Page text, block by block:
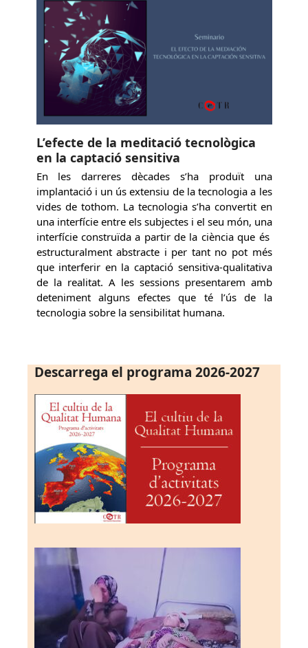
L’efecte de la meditació tecnològica
en la captació sensitiva
En les darreres dècades s’ha produït una
implantació i un ús extensiu de la tecnologia a les
vides de tothom. La tecnologia s’ha convertit en
una interfície entre els subjectes i el seu món, una
interfície construïda a partir de la ciència que és
estructuralment abstracte i per tant no pot més
que interferir en la captació sensitiva-qualitativa
de la realitat. A les sessions presentarem amb
deteniment alguns efectes que té l’ús de la
tecnologia sobre la sensibilitat humana.
Descarrega el programa 2026-2027